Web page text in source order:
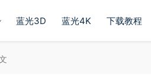
蓝光3D 蓝光4K 下载教程